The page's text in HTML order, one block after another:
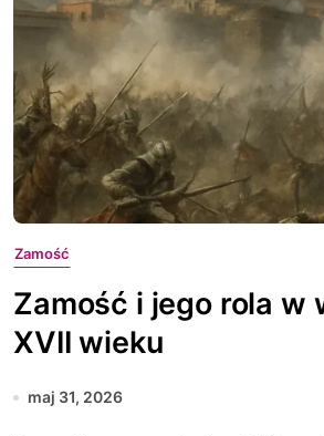
Zamość
Zamość i jego rola w
XVII wieku
maj 31, 2026